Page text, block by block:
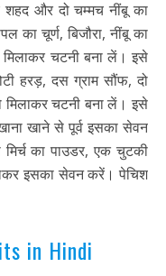
और दो चम्मच नींबू का
का चूर्ण, बिजौरा, नींबू का
चटनी बना लें। इसे
हरड़, दस ग्राम सौंफ, दो
मिलाकर चटनी बना लें। इसे
खाने से पूर्व इसका सेवन
का पाउडर, एक चुटकी
इसका सेवन करें। पेचिश
in Hindi